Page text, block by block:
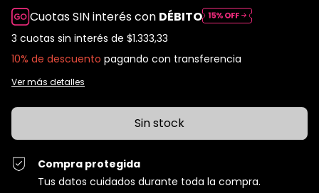
Cuotas SIN interés con DÉBITO
3 cuotas sin interés de $1.333,33
10% de descuento pagando con transferencia
Ver más detalles
Compra protegida
Tus datos cuidados durante toda la compra.